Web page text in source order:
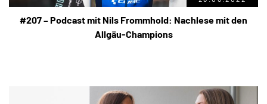
#207 – Podcast mit Nils Frommhold: Nachlese mit den
Allgäu-Champions